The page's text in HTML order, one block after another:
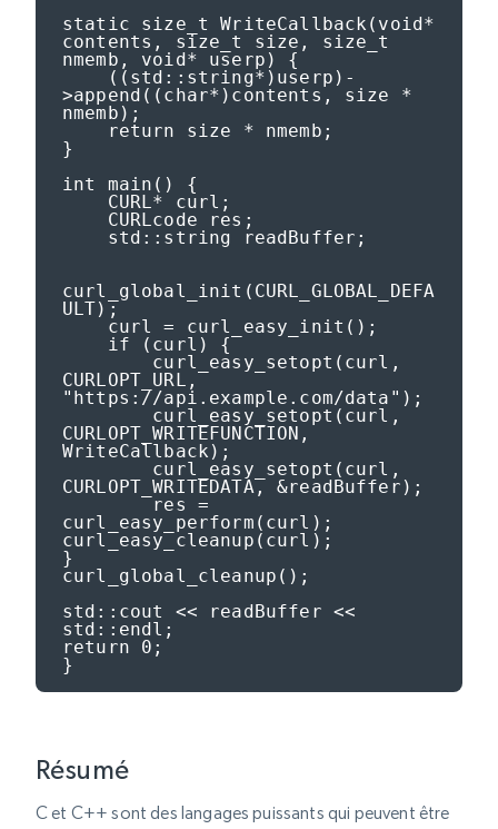
static size_t WriteCallback(void*
contents, size_t size, size_t
nmemb, void* userp) {
>append((char*)contents, size *
nmemb);
}
int main() {
curl_global_init(CURL_GLOBAL_DEFA
ULT);
CURLOPT_URL,
"https://api.example.com/data");
CURLOPT_WRITEFUNCTION,
WriteCallback);
CURLOPT_WRITEDATA, &readBuffer);
        res =
curl_easy_perform(curl);
curl_easy_cleanup(curl);
}
curl_global_cleanup();
std::cout << readBuffer <<
std::endl;
return 0;
}
Résumé
C et C++ sont des langages puissants qui peuvent être